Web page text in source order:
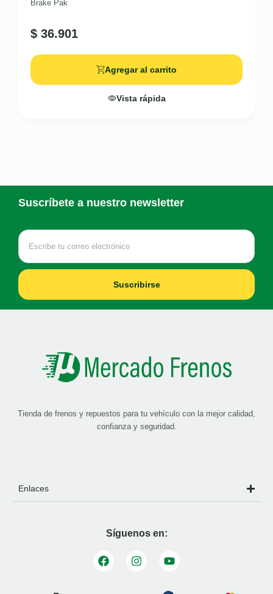
Brake Pak
$ 36.901
Agregar al carrito
Vista rápida
Suscríbete a nuestro newsletter
Suscribirse
Tienda de frenos y repuestos para tu vehículo con la mejor calidad,
confianza y seguridad.
Enlaces
Síguenos en: